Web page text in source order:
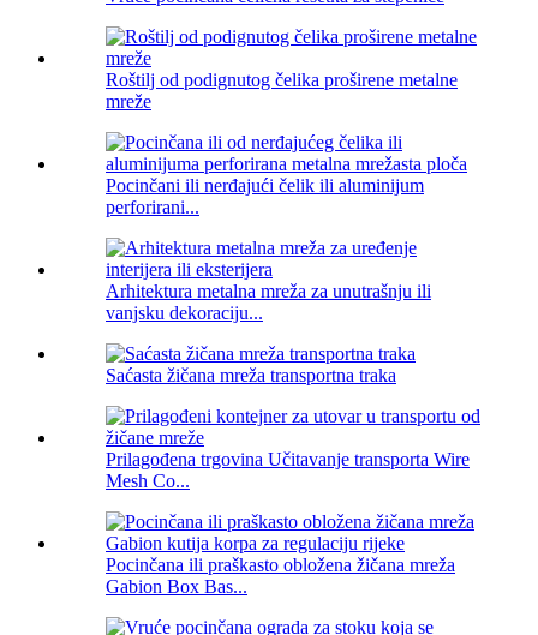
Roštilj od podignutog čelika proširene metalne
mreže
Pocinčani ili nerđajući čelik ili aluminijum
perforirani...
Arhitektura metalna mreža za unutrašnju ili
vanjsku dekoraciju...
Saćasta žičana mreža transportna traka
Prilagođena trgovina Učitavanje transporta Wire
Mesh Co...
Pocinčana ili praškasto obložena žičana mreža
Gabion Box Bas...